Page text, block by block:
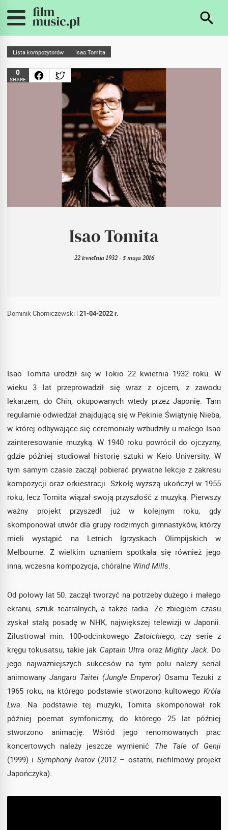
Lista kompozytorów Isao Tomita
Isao Tomita
22 kwietnia 1932 - 5 maja 2016
0
SHARE
Dominik Chomiczewski | 21-04-2022 r.
Isao Tomita urodził się w Tokio 22 kwietnia 1932 roku. W
wieku 3 lat przeprowadził się wraz z ojcem, z zawodu
lekarzem, do Chin, okupowanych wtedy przez Japonię. Tam
regularnie odwiedzał znajdującą się w Pekinie Świątynię Nieba,
w której odbywające się ceremoniały wzbudziły u małego Isao
zainteresowanie muzyką. W 1940 roku powrócił do ojczyzny,
gdzie później studiował historię sztuki w Keio University. W
tym samym czasie zaczął pobierać prywatne lekcje z zakresu
kompozycji oraz orkiestracji. Szkołę wyższą ukończył w 1955
roku, lecz Tomita wiązał swoją przyszłość z muzyką. Pierwszy
ważny projekt przyszedł już w kolejnym roku, gdy
skomponował utwór dla grupy rodzimych gimnastyków, którzy
mieli wystąpić na Letnich Igrzyskach Olimpijskich w
Melbourne. Z wielkim uznaniem spotkała się również jego
inna, wczesna kompozycja, chóralne Wind Mills
Od połowy lat 50. zaczął tworzyć na potrzeby dużego i małego
ekranu, sztuk teatralnych, a także radia. Ze zbiegiem czasu
zyskał stałą posadę w NHK, największej telewizji w Japonii.
Zilustrował min. 100-odcinkowego Zatoichiego, czy serie z
kręgu tokusatsu, takie jak Captain Ultra orazMighty Jack. Do
jego najważniejszych sukcesów na tym polu należy serial
animowany Jangaru Taitei (Jungle Emperor) Osamu Tezuki z
1965 roku, na którego podstawie stworzono kultowego Króla
Lwa. Na podstawie tej muzyki, Tomita skomponował rok
później poemat symfoniczny, do którego 25 lat później
stworzono animację. Wśród jego renomowanych prac
koncertowych należy jeszcze wymienić The Tale of Genji
(1999) i Symphony Ivatov(2012 – ostatni, niefilmowy projekt
Japończyka).